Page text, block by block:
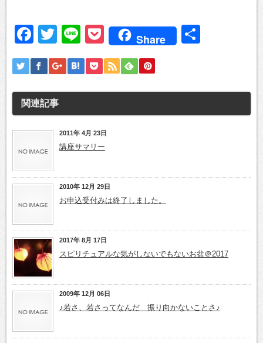
Facebook
Twitter
LinePocket
Share
関連記事
2011年 4月 23日
講座サマリー
2010年 12月 29日
お申込受付みは終了しました。
2017年 8月 17日
スピリチュアルな気がしないでもないお盆＠2017
2009年 12月 06日
♪若さ、若さってなんだ 振り向かないことさ♪